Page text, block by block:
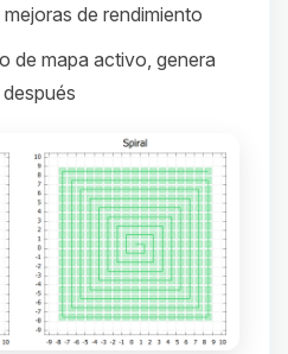
de rendimiento
de mapa activo, genera